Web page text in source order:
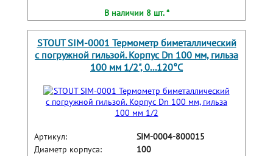
В наличии 8 шт. *
STOUT SIM-0001 Термометр биметаллический
с погружной гильзой. Корпус Dn 100 мм, гильза
100 мм 1/2", 0...120°С
Артикул:
SIM-0004-800015
Диаметр корпуса:
100